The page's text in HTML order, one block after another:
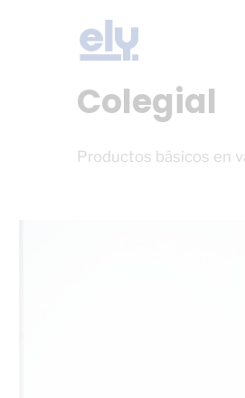
Colegial
Productos básicos en